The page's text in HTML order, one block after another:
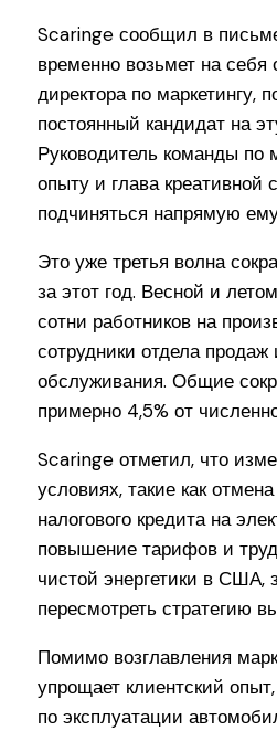
Scaringe сообщил в
временно возьмет на себя
директора по маркетингу,
постоянный кандидат на
Руководитель команды по
опыту и глава креативной
подчиняться напрямую
Это уже третья волна
за этот год. Весной и
сотни работников на
сотрудники отдела продаж
обслуживания. Общие
примерно 4,5% от
Scaringe отметил, что
условиях, такие как
налогового кредита на
повышение тарифов и
чистой энергетики в США,
пересмотреть стратегию
Помимо возглавления
упрощает клиентский
по эксплуатации